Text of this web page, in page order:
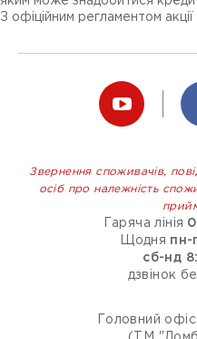
З офіційним регламентом
Звернення споживачів,
осіб про належність
Гаряча лінія
Щодня пн-
сб-нд
дзвінок
Головний